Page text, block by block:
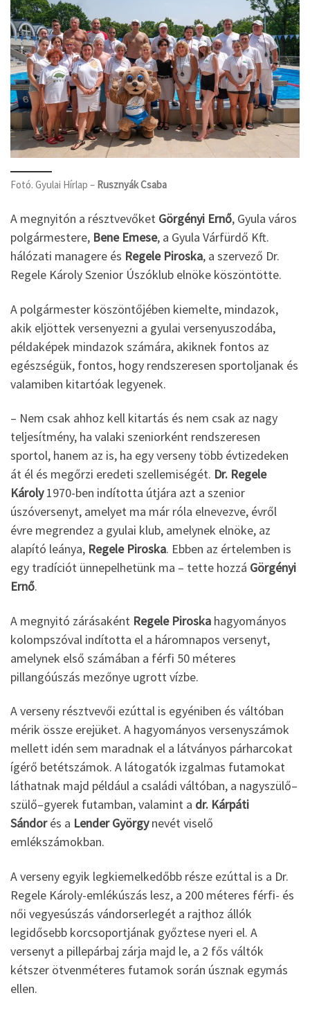
Fotó. Gyulai Hírlap – Rusznyák Csaba
A megnyitón a résztvevőket Görgényi Ernő, Gyula város
polgármestere, Bene Emese, a Gyula Várfürdő Kft.
hálózati managere és Regele Piroska, a szervező Dr.
Regele Károly Szenior Úszóklub elnöke köszöntötte.
A polgármester köszöntőjében kiemelte, mindazok,
akik eljöttek versenyezni a gyulai versenyuszodába,
példaképek mindazok számára, akiknek fontos az
egészségük, fontos, hogy rendszeresen sportoljanak és
valamiben kitartóak legyenek.
– Nem csak ahhoz kell kitartás és nem csak az nagy
teljesítmény, ha valaki szeniorként rendszeresen
sportol, hanem az is, ha egy verseny több évtizedeken
át él és megőrzi eredeti szellemiségét. Dr. Regele
Károly1970-ben indította útjára azt a szenior
úszóversenyt, amelyet ma már róla elnevezve, évről
évre megrendez a gyulai klub, amelynek elnöke, az
alapító leánya, Regele Piroska. Ebben az értelemben is
egy tradíciót ünnepelhetünk ma – tette hozzá Görgényi
Ernő.
A megnyitó zárásaként Regele Piroska hagyományos
kolompszóval indította el a háromnapos versenyt,
amelynek első számában a férfi 50 méteres
pillangóúszás mezőnye ugrott vízbe.
A verseny résztvevői ezúttal is egyéniben és váltóban
mérik össze erejüket. A hagyományos versenyszámok
mellett idén sem maradnak el a látványos párharcokat
ígérő betétszámok. A látogatók izgalmas futamokat
láthatnak majd például a családi váltóban, a nagyszülő–
szülő–gyerek futamban, valamint a dr. Kárpáti
Sándorés a Lender Györgynevét viselő
emlékszámokban.
A verseny egyik legkiemelkedőbb része ezúttal is a Dr.
Regele Károly-emlékúszás lesz, a 200 méteres férfi- és
női vegyesúszás vándorserlegét a rajthoz állók
legidősebb korcsoportjának győztese nyeri el. A
versenyt a pillepárbaj zárja majd le, a 2 fős váltók
kétszer ötvenméteres futamok során úsznak egymás
ellen.